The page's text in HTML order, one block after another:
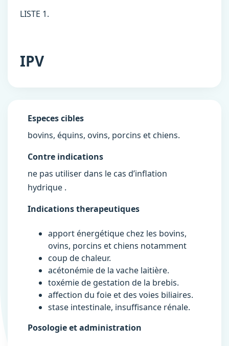
LISTE 1.
IPV
Especes cibles
bovins, équins, ovins, porcins et chiens.
Contre indications
ne pas utiliser dans le cas d’inflation
hydrique .
Indications therapeutiques
apport énergétique chez les bovins,
ovins, porcins et chiens notamment
coup de chaleur.
acétonémie de la vache laitière.
toxémie de gestation de la brebis.
affection du foie et des voies biliaires.
stase intestinale, insuffisance rénale.
Posologie et administration